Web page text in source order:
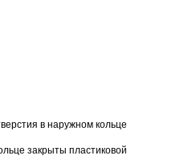
в наружном кольце
закрыты пластиковой